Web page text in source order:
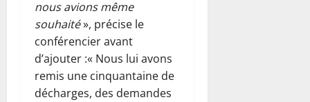
nous avions même
souhaité», précise le
conférencier avant
d’ajouter :« Nous lui avons
remis une cinquantaine de
décharges, des demandes